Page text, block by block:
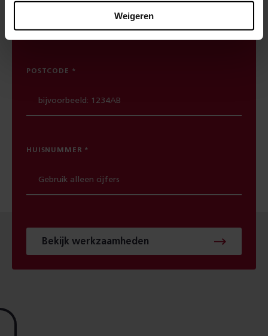
Weigeren
werkzaamheden in jouw buurt gepland staan.
POSTCODE
HUISNUMMER
Bekijk werkzaamheden